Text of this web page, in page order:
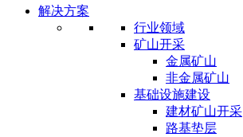
解决方案
行业领域
矿山开采
金属矿山
非金属矿山
基础设施建设
建材矿山开采
路基垫层